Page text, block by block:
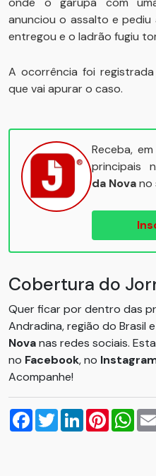
anunciou o assalto e pediu
entregou e o ladrão fugiu
A ocorrência foi
que vai apurar o caso.
Receba, em
principais
da Novano
Cobertura do
Quer ficar por dentro das
Andradina, região do Brasil
Novanas redes sociais.
no Facebook, no
Acompanhe!
Facebook
TwitterLinkedInPinterest